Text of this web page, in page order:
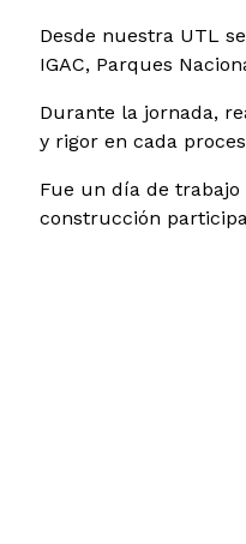
Desde nuestra UTL
IGAC, Parques
Durante la jornada,
y rigor en cada
Fue un día de
construcción